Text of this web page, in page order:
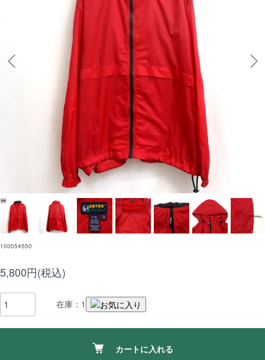
100054550
5,800円(税込)
在庫：1
カートに入れる